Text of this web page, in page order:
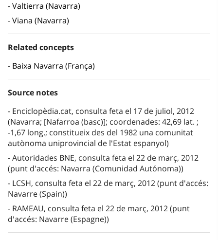
Valtierra (Navarra)
Viana (Navarra)
Related concepts
Baixa Navarra (França)
Source notes
Enciclopèdia.cat, consulta feta el 17 de juliol, 2012
(Navarra; [Nafarroa (basc)]; coordenades: 42,69 lat. ;
-1,67 long.; constitueix des del 1982 una comunitat
autònoma uniprovincial de l'Estat espanyol)
Autoridades BNE, consulta feta el 22 de març, 2012
(punt d'accés: Navarra (Comunidad Autónoma))
LCSH, consulta feta el 22 de març, 2012 (punt d'accés:
Navarre (Spain))
RAMEAU, consulta feta el 22 de març, 2012 (punt
d'accés: Navarre (Espagne))